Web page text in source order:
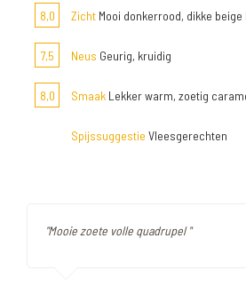
8,0
Zicht Mooi donkerrood, dikke beige
7,5 Neus Geurig, kruidig
8,0 Smaak Lekker warm, zoetig
Spijssuggestie Vleesgerechten
"Mooie zoete volle quadrupel "